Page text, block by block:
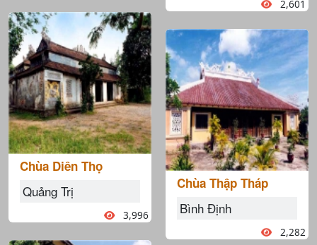
Chùa Diên Thọ
Quảng Trị
3,996
2,601
Chùa Thập Tháp
Bình Định
2,282